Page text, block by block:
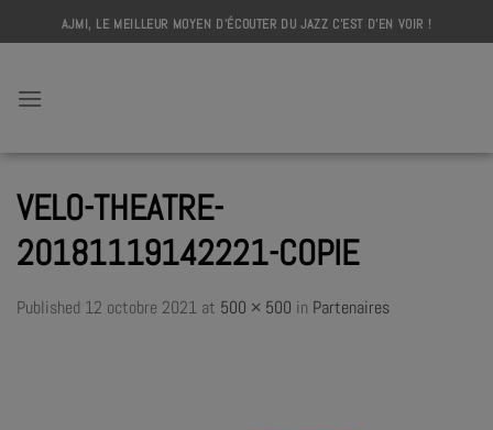
to
AJMI, LE MEILLEUR MOYEN D'ÉCOUTER DU JAZZ C'EST D'EN VOIR !
VELO-THEATRE-
20181119142221-COPIE
Published 12 octobre 2021 at 500 × 500 in Partenaires